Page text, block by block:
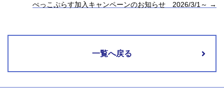
ぺっこぷらす加入キャンペーンのお知らせ 2026/3/1～ →
一覧へ戻る